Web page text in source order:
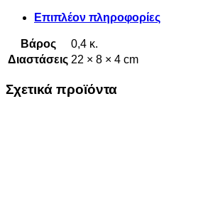
Επιπλέον πληροφορίες
Βάρος
0,4 κ.
Διαστάσεις 22 × 8 × 4 cm
Σχετικά προϊόντα